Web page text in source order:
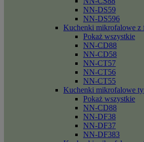
NN-DS59
NN-DS596
Kuchenki mikrofalowe z
Pokaż wszystkie
NN-CD88
NN-CD58
NN-CT57
NN-CT56
NN-CT55
Kuchenki mikrofalowe
Pokaż wszystkie
NN-CD88
NN-DF38
NN-DF37
NN-DF383